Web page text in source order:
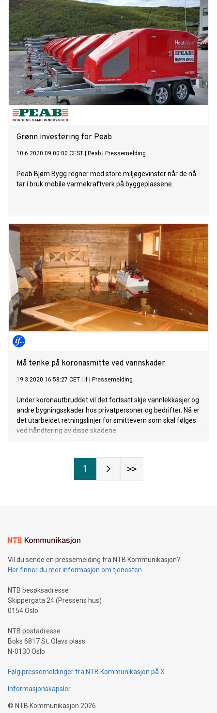
Grønn investering for Peab
10.6.2020 09:00:00 CEST Peab Pressemelding
Peab Bjørn Bygg regner med store miljøgevinster når de nå
tar i bruk mobile varmekraftverk på byggeplassene.
Må tenke på koronasmitte ved vannskader
19.3.2020 16:58:27 CET If Pressemelding
Under koronautbruddet vil det fortsatt skje vannlekkasjer og
andre bygningsskader hos privatpersoner og bedrifter. Nå er
det utarbeidet retningslinjer for smittevern som skal følges
ved håndtering av disse skadene.
1 >>
Vil du sende en pressemelding fra NTB Kommunikasjon?
Her finner du mer informasjon om tjenesten
NTB besøksadresse
Skippergata 24 (Pressens hus)
0154 Oslo
NTB postadresse
Boks 6817 St. Olavs plass
N-0130 Oslo
Følg pressemeldinger fra NTB Kommunikasjon på X
Informasjonskapsler
© NTB Kommunikasjon 2026